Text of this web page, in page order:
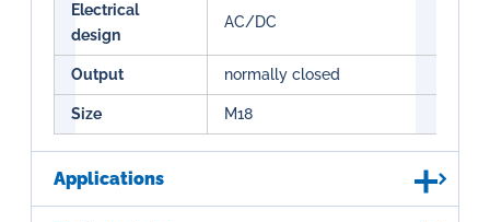
Electrical
design
AC/DC
Output normally closed
Size M18
Applications